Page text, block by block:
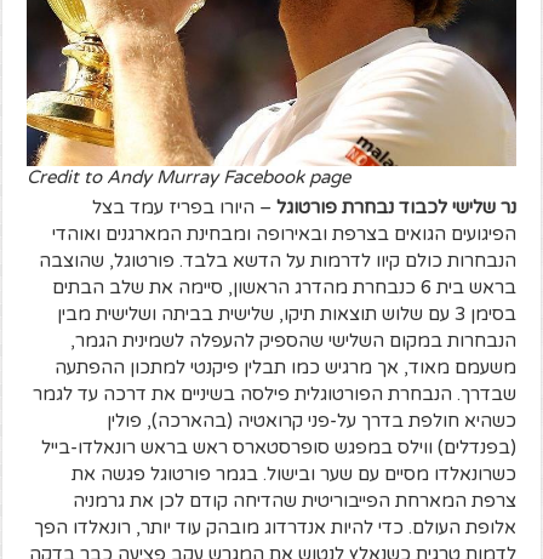
Credit to Andy Murray Facebook page
נר שלישי לכבוד נבחרת פורטוגל – היורו בפריז עמד בצל
הפיגועים הגואים בצרפת ובאירופה ומבחינת המארגנים ואוהדי
הנבחרות כולם קיוו לדרמות על הדשא בלבד. פורטוגל, שהוצבה
בראש בית 6 כנבחרת מהדרג הראשון, סיימה את שלב הבתים
בסימן 3 עם שלוש תוצאות תיקו, שלישית בביתה ושלישית מבין
הנבחרות במקום השלישי שהספיק להעפלה לשמינית הגמר,
משעמם מאוד, אך מרגיש כמו תבלין פיקנטי למתכון ההפתעה
שבדרך. הנבחרת הפורטוגלית פילסה בשיניים את דרכה עד לגמר
כשהיא חולפת בדרך על-פני קרואטיה (בהארכה), פולין
(בפנדלים) ווילס במפגש סופרסטארס ראש בראש רונאלדו-בייל
כשרונאלדו מסיים עם שער ובישול. בגמר פורטוגל פגשה את
צרפת המארחת הפייבוריטית שהדיחה קודם לכן את גרמניה
אלופת העולם. כדי להיות אנדרדוג מובהק עוד יותר, רונאלדו הפך
לדמות טרגית כשנאלץ לנטוש את המגרש עקב פציעה כבר בדקה